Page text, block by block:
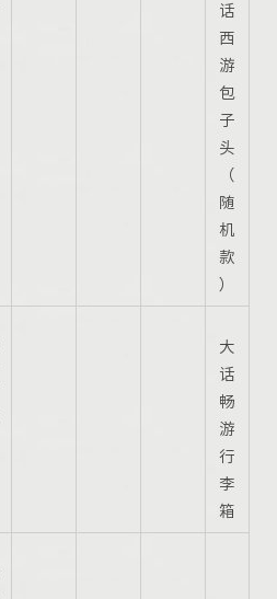
话
西
游
包
子
头
（
随
机
款
）
大
话
畅
游
行
李
箱